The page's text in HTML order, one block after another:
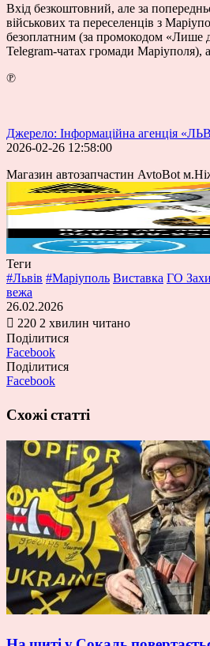
Вхід безкоштовний, але за
військових та переселенців з
безоплатним (за промокодом «Лише
Telegram-чатах громади Маріуполя),
℗
Джерело: Інформаційна агенція
2026-02-26 12:58:00
Магазин автозапчастин AvtoBot
Теги
#Львів #Маріуполь Виставка ГО
вежа
26.02.2026
220 2 хвилин читано
Поділитися
Facebook
Поділитися
Facebook
Схожі статті